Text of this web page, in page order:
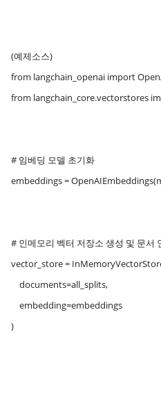
(예제소스)
from langchain_openai import
from langchain_core.vectorstores
# 임베딩 모델 초기화
embeddings =
# 인메모리 벡터 저장소 생성 및 문서
vector_store =
documents=all_splits,
embedding=embeddings
)